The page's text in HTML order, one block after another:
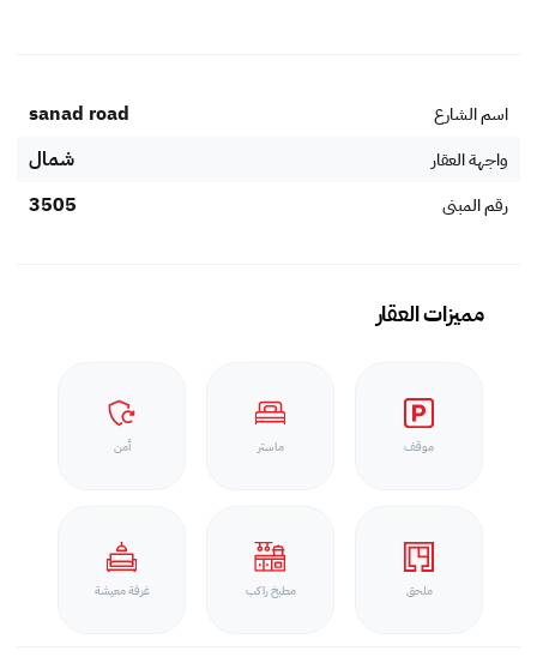
اسم الشارع sanad road
واجهة العقار شمال
رقم المبنى 3505
مميزات العقار
موقف ماستر أمن
ملحق مطبخ راكب غرفة معيشة